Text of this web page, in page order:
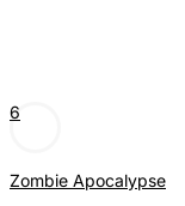
6
Zombie Apocalypse